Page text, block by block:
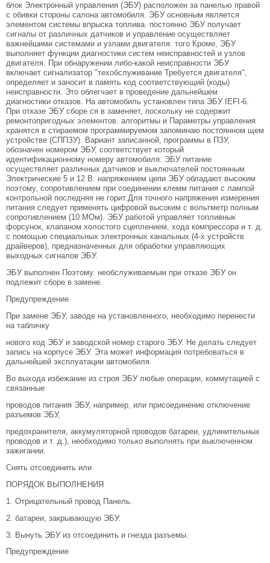
блок Электронный управления (ЭБУ) расположен за панелью правой
с обивки стороны салона автомобиля. ЭБУ основным является
элементом системы впрыска топлива. постоянно ЭБУ получает
сигналы от различных датчиков и управление осуществляет
важнейшими системами и узлами двигателя. того Кроме, ЭБУ
выполняет функции диагностики систем неисправностей и узлов
двигателя. При обнаружении либо-какой неисправности ЭБУ
включает сигнализатор "техобслуживание Требуется двигателя",
определяет и заносит в память код соответствующий (коды)
неисправности. Это облегчает в проведение дальнейшем
диагностики отказов. На автомобиль установлен типа ЭБУ IEFI-6.
При отказе ЭБУ сборе ся в заменяет, поскольку не содержит
ремонтопригодных элементов. алгоритмы и Параметры управления
хранятся в стираемом программируемом запоминаю постоянном щем
устройстве (СППЗУ). Вариант записанной, программы в ПЗУ,
обозначен номером ЭБУ, соответствует который
идентификационному номеру автомобиля. ЭБУ питание
осуществляет различных датчиков и выключателей постоянным
Электрические 5 и 12 В. напряжением цепи ЭБУ обладают высоким
поэтому, сопротивлением при соединении клемм питания с лампой
контрольной последняя не горит.Для точного напряжения измерения
питания следует применять цифровой высоким с вольтметр полным
сопротивлением (10 МОм). ЭБУ работой управляет топливнык
форсунок, клапаном холостого сцеплением, хода компрессора и т. д.
с помощью специальных электронных канальных (4-х устройств
драйверов), предназначенных для обработки управляющих
выходных сигналов ЭБУ.
ЭБУ выполнен Поэтому. необслуживаемым при отказе ЭБУ он
подлежит сборе в замене.
Предупреждение
При замене ЭБУ, заводе на ycтановленного, необходимо перенести
на табличку
нового код ЭБУ и заводской номер старого ЭБУ. Не делать следует
запись на корпусе ЭБУ. Эта может информация потребоваться в
дальнейшей эксплуатации автомобиля.
Во выхода избежание из строя ЭБУ любые операции, коммутацией с
связанные
проводов питания ЭБУ, например, или присоединение отключение
разъемов ЭБУ,
предохранителя, аккумуляторной проводов батареи, удлинительных
проводов и т. д.), необходимо только выполнять при выключенном
зажигании.
Снять отсоединить или
ПОРЯДОК ВЫПОЛНЕНИЯ
1. Отрицательный провод Панель.
2. батареи, закрывающую ЭБУ.
3. Вынуть ЭБУ из отсоединить и гнезда разъемы.
Предупреждение